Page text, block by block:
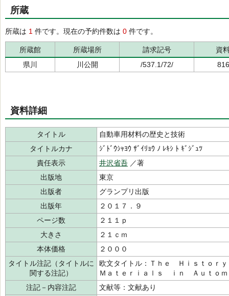
所蔵
所蔵は 1 件です。現在の予約件数は 0 件です。
所蔵館 所蔵場所 請求記号
資
県川
川公開 /537.1/72/
資料詳細
タイトル
自動車用材料の歴史と技術
タイトルカナ
ｼﾞﾄﾞｳｼｬﾖｳ ｻﾞｲﾘｮｳ ﾉ ﾚｷｼ ﾄ ｷﾞｼﾞｭﾂ
責任表示
井沢省吾 ／著
出版地
東京
出版者
グランプリ出版
出版年
２０１７．９
ページ数
２１１ｐ
大きさ
２１ｃｍ
本体価格
２０００
タイトル注記（タイトルに
関する注記）
欧文タイトル：Ｔｈｅ Ｈｉｓｔｏ
Ｍａｔｅｒｉａｌｓ ｉｎ Ａｕｔｏｍ
注記－内容注記
文献等：文献あり